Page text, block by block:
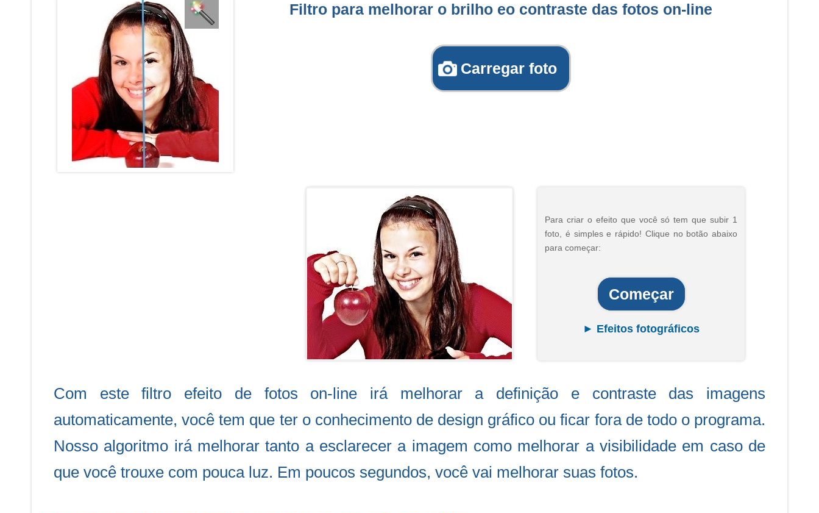
Filtro para melhorar o brilho eo contraste das fotos on-line
Carregar foto
Para criar o efeito que você só tem que subir 1
foto, é simples e rápido! Clique no botão abaixo
para começar:
Começar
► Efeitos fotográficos
Com este filtro efeito de fotos on-line irá melhorar a definição e contraste das imagens
automaticamente, você tem que ter o conhecimento de design gráfico ou ficar fora de todo o programa.
Nosso algoritmo irá melhorar tanto a esclarecer a imagem como melhorar a visibilidade em caso de
que você trouxe com pouca luz. Em poucos segundos, você vai melhorar suas fotos.